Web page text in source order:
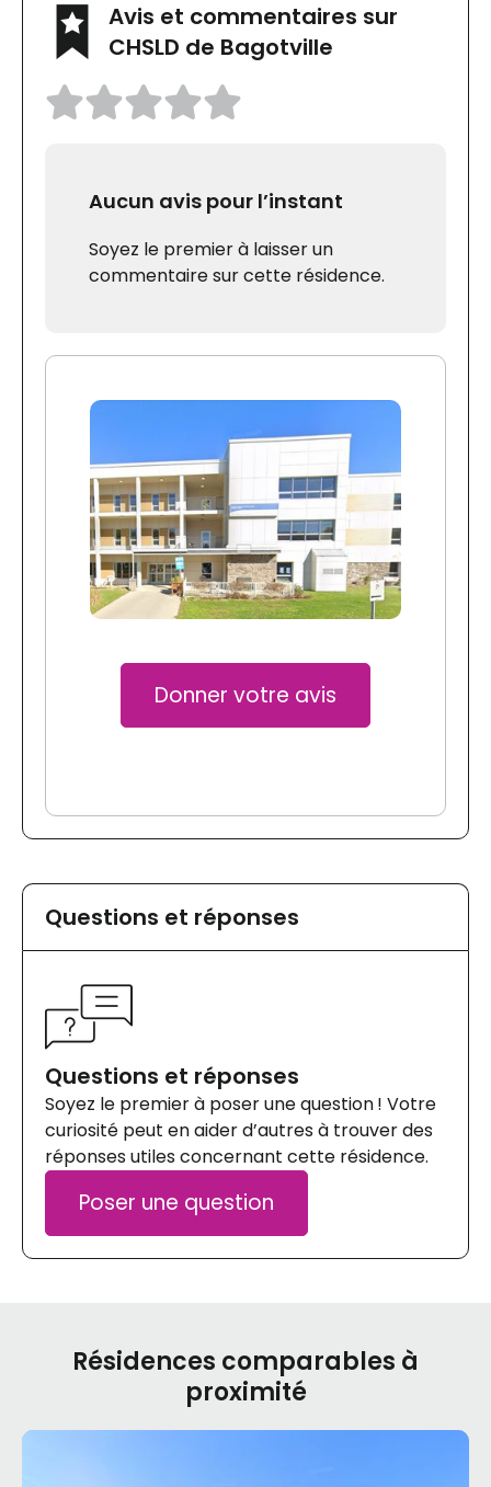
Avis et commentaires sur
CHSLD de Bagotville
Aucun avis pour l’instant
Soyez le premier à laisser un
commentaire sur cette résidence.
Donner votre avis
Questions et réponses
Questions et réponses
Soyez le premier à poser une question ! Votre
curiosité peut en aider d’autres à trouver des
réponses utiles concernant cette résidence.
Poser une question
Résidences comparables à
proximité